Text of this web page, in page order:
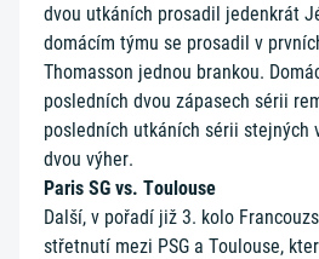
dvou utkáních prosadil jedenkrát
domácím týmu se prosadil v
Thomasson jednou brankou.
posledních dvou zápasech sérii
posledních utkáních sérii stejných
dvou výher.
Paris SG vs. Toulouse
Další, v pořadí již 3. kolo
střetnutí mezi PSG a Toulouse,